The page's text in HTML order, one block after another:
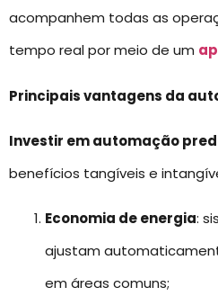
acompanhem todas as
tempo real por meio de um
Principais vantagens da
Investir em automação
benefícios tangíveis e
Economia de energia:
ajustam
em áreas comuns;